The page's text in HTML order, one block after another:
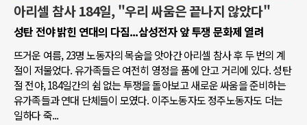
아리셀 참사 184일, "우리 싸움은 끝나지 않았다"
성탄 전야 밝힌 연대의 다짐...삼성전자 앞 투쟁 문화제 열려
뜨거운 여름, 23명 노동자의 목숨을 앗아간 아리셀 참사 후 두 번의 계
절이 저물었다. 유가족들은 여전히 영정을 품에 안고 거리에 있다. 성탄
절 전야, 184일간의 쉼 없는 투쟁을 돌아보고 새로운 싸움을 준비하는
유가족들과 연대 단체들이 모였다. 이주노동자도 정주노동자도 더는
일하다 죽...